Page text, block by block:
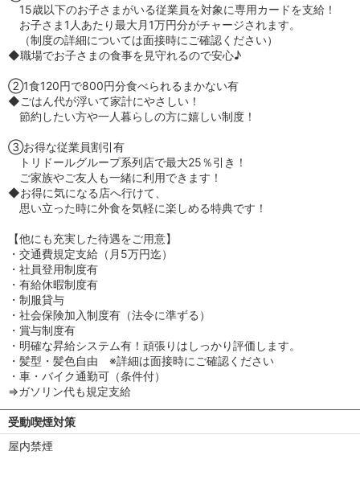
15歳以下のお子さまがいる従業員を対象に専用カードを支給！
お子さま1人あたり最大月1万円分がチャージされます。
（制度の詳細については面接時にご確認ください）
◆職場でお子さまの食事を見守れるので安心♪
②1食120円で800円分食べられるまかない有
◆ごはん代が浮いて家計にやさしい！
節約したい方や一人暮らしの方に嬉しい制度！
③お得な従業員割引有
トリドールグループ系列店で最大25％引き！
ご家族やご友人も一緒に利用できます！
◆お得に気になる店へ行けて、
思い立った時に外食を気軽に楽しめる特典です！
【他にも充実した待遇をご用意】
・交通費規定支給（月5万円迄）
・社員登用制度有
・有給休暇制度有
・制服貸与
・社会保険加入制度有（法令に準ずる）
・賞与制度有
・明確な昇給システム有！頑張りはしっかり評価します。
・髪型・髪色自由 ※詳細は面接時にご確認ください
・車・バイク通勤可（条件付）
⇒ガソリン代も規定支給
受動喫煙対策
屋内禁煙